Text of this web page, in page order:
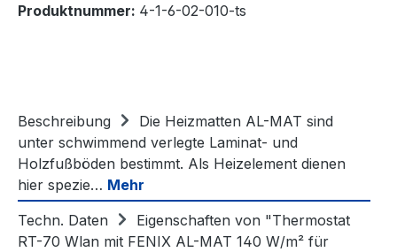
Produktnummer: 4-1-6-02-010-ts
Beschreibung
Die Heizmatten AL-MAT sind
unter schwimmend verlegte Laminat- und
Holzfußböden bestimmt. Als Heizelement dienen
hier spezie… Mehr
Techn. Daten
Eigenschaften von "Thermostat
RT-70 Wlan mit FENIX AL-MAT 140 W/m² für